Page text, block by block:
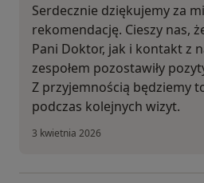
Serdecznie dziękujemy za
rekomendację. Cieszy nas,
Pani Doktor, jak i kontakt z
zespołem pozostawiły
Z przyjemnością będziemy
podczas kolejnych wizyt.
3 kwietnia 2026